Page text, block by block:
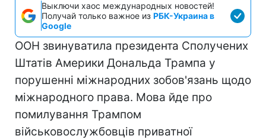
Выключи хаос международных новостей!
Получай только важное из РБК-Украина в
Google
ООН звинуватила президента Сполучених
Штатів Америки Дональда Трампа у
порушенні міжнародних зобов'язань щодо
міжнародного права. Мова йде про
помилування Трампом
військовослужбовців приватної